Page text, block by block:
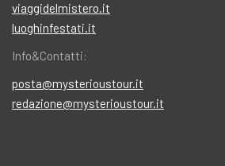
viaggidelmistero.it
luoghinfestati.it
Info&Contatti:
posta@mysterioustour.it
redazione@mysterioustour.it